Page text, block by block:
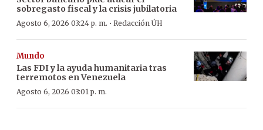
sobregasto fiscal y la crisis jubilatoria
Agosto 6, 2026 03:24 p. m. · Redacción ÚH
Mundo
Las FDI y la ayuda humanitaria tras
terremotos en Venezuela
Agosto 6, 2026 03:01 p. m.